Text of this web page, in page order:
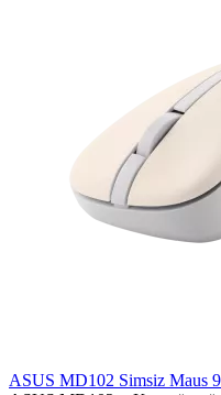
ASUS MD102 Simsiz Maus